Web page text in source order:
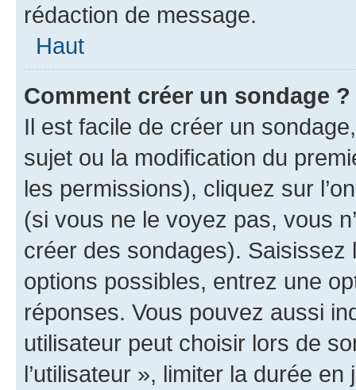
rédaction de message.
Haut
Comment créer un sondage ?
Il est facile de créer un
sujet ou la modification du
les permissions), cliquez sur
(si vous ne le voyez pas, vous
créer des sondages).
options possibles, entrez une
réponses. Vous pouvez aussi
utilisateur peut choisir lors de
l’utilisateur », limiter la durée